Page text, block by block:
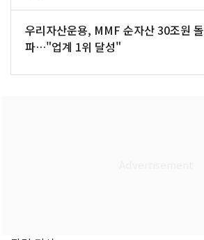
우리자산운용, MMF 순자산 30조원 돌
파…"업계 1위 달성"